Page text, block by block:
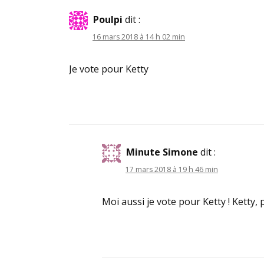
Poulpi dit :
16 mars 2018 à 14 h 02 min
Je vote pour Ketty
Minute Simone dit :
17 mars 2018 à 19 h 46 min
Moi aussi je vote pour Ketty ! Ketty,